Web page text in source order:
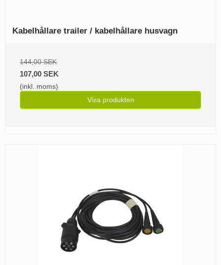
Kabelhållare trailer / kabelhållare husvagn
144,00 SEK
107,00 SEK
(inkl. moms)
Visa produkten